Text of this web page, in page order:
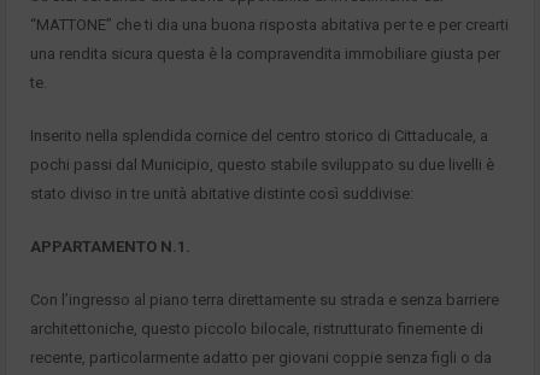
“MATTONE” che ti dia una buona risposta abitativa per te e per crearti
una rendita sicura questa è la compravendita immobiliare giusta per
te.
Inserito nella splendida cornice del centro storico di Cittaducale, a
pochi passi dal Municipio, questo stabile sviluppato su due livelli è
stato diviso in tre unità abitative distinte così suddivise:
APPARTAMENTO N.1.
Con l’ingresso al piano terra direttamente su strada e senza barriere
architettoniche, questo piccolo bilocale, ristrutturato finemente di
recente, particolarmente adatto per giovani coppie senza figli o da